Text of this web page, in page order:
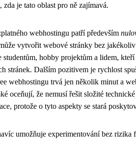
je tato oblast pro ně zajímavá.
webhostingu patří především
vytvořit webové stránky bez
studentům, hobby projektům a lidem,
stránek. Dalším pozitivem je rychlost
webhostingu trvá jen několik minut a
oceňují, že nemusí řešit složité
protože o tyto aspekty se stará
umožňuje experimentování bez rizika